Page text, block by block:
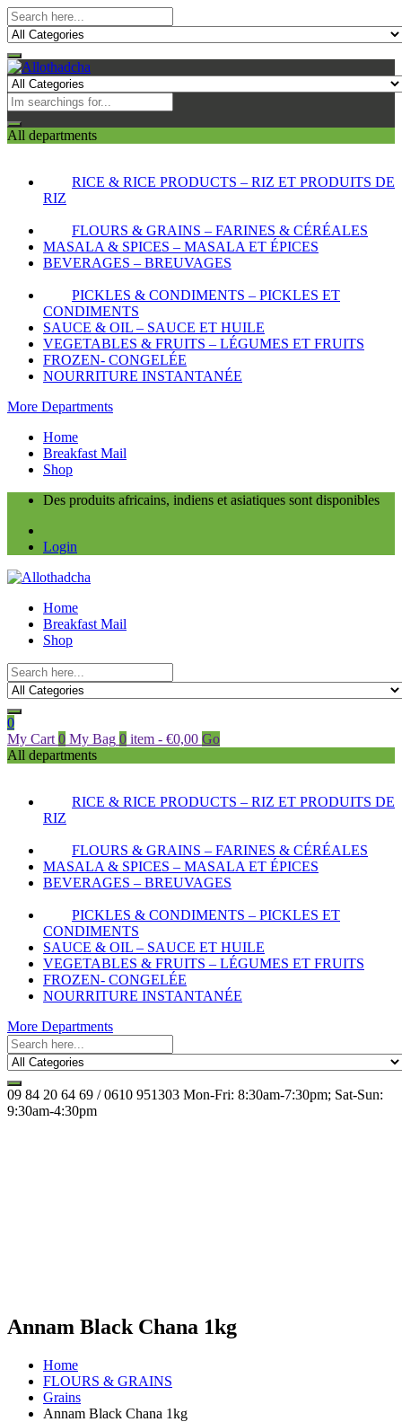
All departments
RICE & RICE PRODUCTS – RIZ ET PRODUITS DE
RIZ
FLOURS & GRAINS – FARINES & CÉRÉALES
MASALA & SPICES – MASALA ET ÉPICES
BEVERAGES – BREUVAGES
PICKLES & CONDIMENTS – PICKLES ET
CONDIMENTS
SAUCE & OIL – SAUCE ET HUILE
VEGETABLES & FRUITS – LÉGUMES ET FRUITS
FROZEN- CONGELÉE
NOURRITURE INSTANTANÉE
More Departments
Home
Breakfast Mail
Shop
Des produits africains, indiens et asiatiques sont disponibles
Login
Home
Breakfast Mail
Shop
0
My Cart 0 My Bag 0 item - €0,00 Go
All departments
RICE & RICE PRODUCTS – RIZ ET PRODUITS DE
RIZ
FLOURS & GRAINS – FARINES & CÉRÉALES
MASALA & SPICES – MASALA ET ÉPICES
BEVERAGES – BREUVAGES
PICKLES & CONDIMENTS – PICKLES ET
CONDIMENTS
SAUCE & OIL – SAUCE ET HUILE
VEGETABLES & FRUITS – LÉGUMES ET FRUITS
FROZEN- CONGELÉE
NOURRITURE INSTANTANÉE
More Departments
09 84 20 64 69 / 0610 951303 Mon-Fri: 8:30am-7:30pm; Sat-Sun:
9:30am-4:30pm
Annam Black Chana 1kg
Home
FLOURS & GRAINS
Grains
Annam Black Chana 1kg